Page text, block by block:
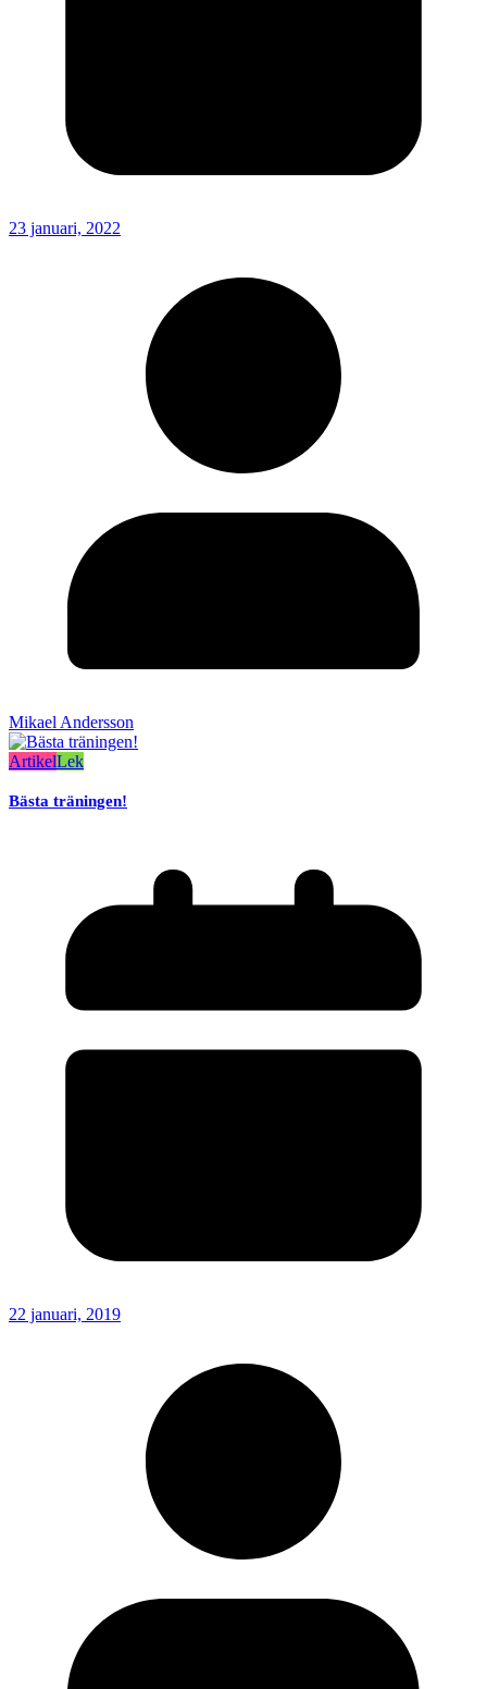
23 januari, 2022
Mikael Andersson
ArtikelLek
Bästa träningen!
22 januari, 2019